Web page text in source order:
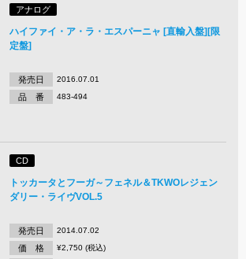
アナログ
ハイファイ・ア・ラ・エスパーニャ [直輸入盤][限
定盤]
発売日 2016.07.01
品 番 483-494
CD
トッカータとフーガ～フェネル＆TKWOレジェン
ダリー・ライヴVOL.5
発売日 2014.07.02
価 格 ¥2,750 (税込)